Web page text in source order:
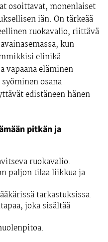
osoittavat, monenlaiset
iän. On tärkeää
ruokavalio, riittävä
kun
elinikä.
vapaana eläminen
osana
edistäneen hänen
pitkän ja
ruokavalio.
paljon tilaa liikkua ja
tarkastuksissa.
joka sisältää